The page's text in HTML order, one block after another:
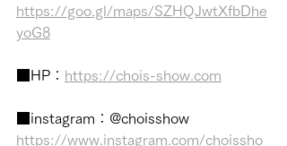
https://goo.gl/maps/SZHQJwtXfbDhe
yoG8
■HP： https://chois-show.com
■instagram：@choisshow
https://www.instagram.com/choissho